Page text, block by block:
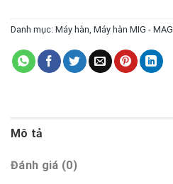
Danh mục: Máy hàn, Máy hàn MIG - MAG
Mô tả
Đánh giá (0)